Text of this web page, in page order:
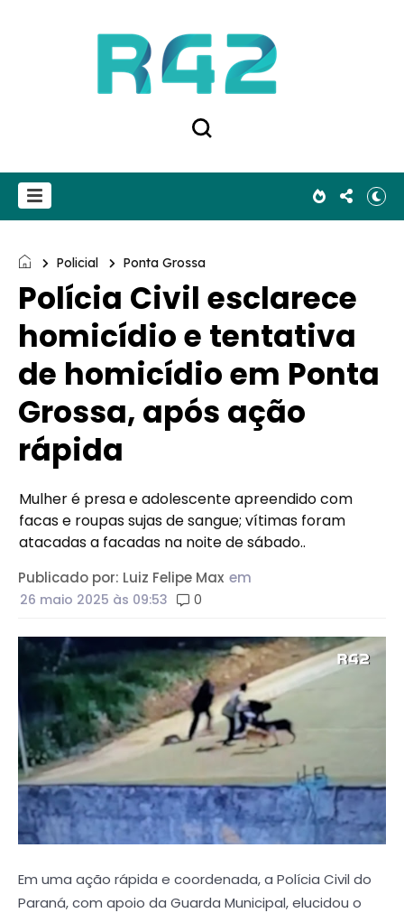
Policial Ponta Grossa
Polícia Civil esclarece
homicídio e tentativa
de homicídio em Ponta
Grossa, após ação
rápida
Mulher é presa e adolescente apreendido com
facas e roupas sujas de sangue; vítimas foram
atacadas a facadas na noite de sábado..
Publicado por: Luiz Felipe Max em
26 maio 2025 às 09:53 0
Em uma ação rápida e coordenada, a Polícia Civil do
Paraná, com apoio da Guarda Municipal, elucidou o